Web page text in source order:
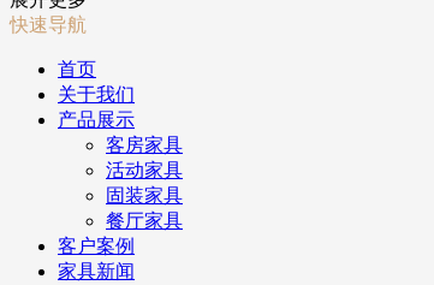
快速导航
首页
关于我们
产品展示
客房家具
活动家具
固装家具
餐厅家具
客户案例
家具新闻